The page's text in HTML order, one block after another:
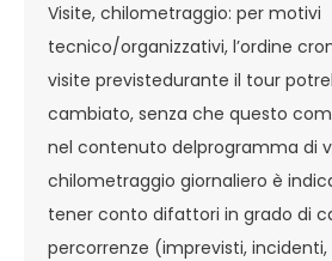
Visite, chilometraggio: per motivi
tecnico/organizzativi, l’ordine
visite previstedurante il tour
cambiato, senza che questo
nel contenuto delprogramma di
chilometraggio giornaliero è
tener conto difattori in grado di
percorrenze (imprevisti,